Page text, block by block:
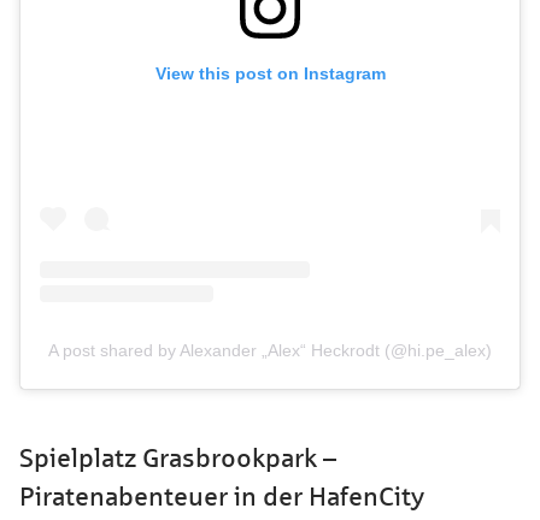
View this post on Instagram
A post shared by Alexander „Alex“ Heckrodt (@hi.pe_alex)
Spielplatz Grasbrookpark –
Piratenabenteuer in der HafenCity